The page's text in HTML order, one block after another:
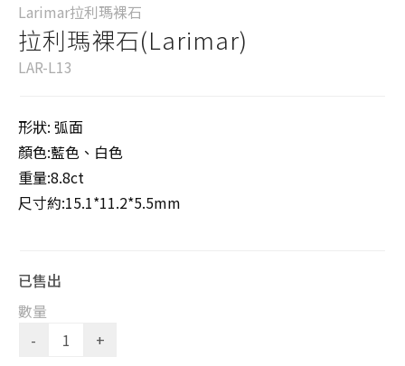
Larimar拉利瑪裸石
拉利瑪裸石(Larimar)
LAR-L13
形狀: 弧面
顏色:藍色、白色
重量:8.8ct
尺寸約:15.1*11.2*5.5mm
已售出
數量